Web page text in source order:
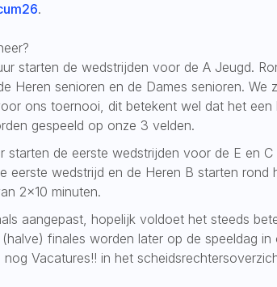
.
starten de wedstrijden voor de A Jeugd.
Heren senioren en de Dames senioren. We
ons toernooi, dit betekent wel dat het
gespeeld op onze 3 velden.
starten de eerste wedstrijden voor de E en
eerste wedstrijd en de Heren B starten rond
2x10 minuten.
aangepast, hopelijk voldoet het steeds
finales worden later op de speeldag in
nog Vacatures!! in het